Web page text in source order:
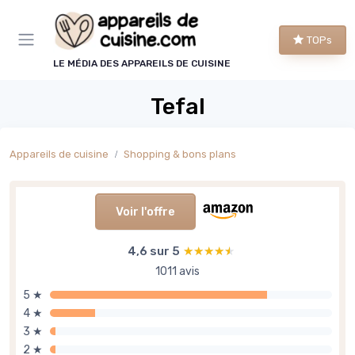
LE MÉDIA DES APPAREILS DE CUISINE
TOPs
Tefal
Appareils de cuisine Shopping & bons plans
Voir l'offre
4,6 sur 5 ★★★★★
★★★★★
1011 avis
5 ★
4 ★
3 ★
2 ★
Panneau de gestion des cookies